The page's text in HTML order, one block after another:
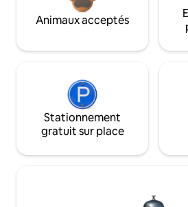
Animaux acceptés
Stationnement
gratuit sur place